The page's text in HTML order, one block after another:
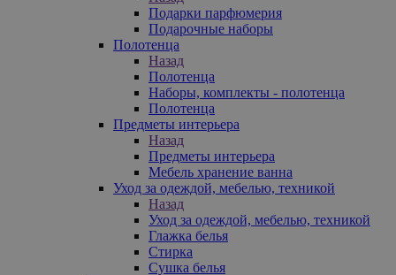
Подарки парфюмерия
Подарочные наборы
Полотенца
Назад
Полотенца
Наборы, комплекты - полотенца
Полотенца
Предметы интерьера
Назад
Предметы интерьера
Мебель хранение ванна
Уход за одеждой, мебелью, техникой
Назад
Уход за одеждой, мебелью, техникой
Глажка белья
Стирка
Сушка белья